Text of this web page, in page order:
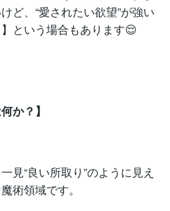
ど、“愛されたい欲望”が強い
という場合もあります😌
か？】
見“良い所取り”のように見え
術領域です。